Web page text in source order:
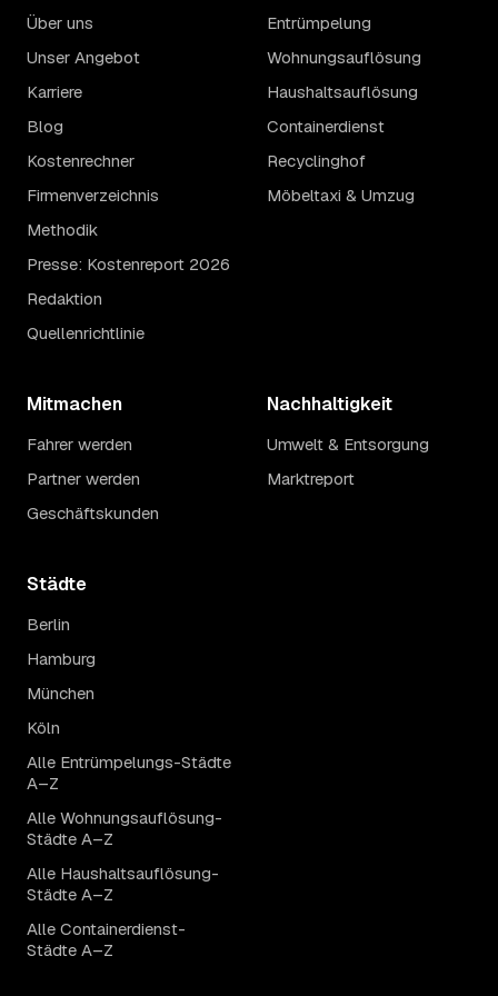
Über uns
Unser Angebot
Karriere
Blog
Kostenrechner
Firmenverzeichnis
Methodik
Presse: Kostenreport 2026
Redaktion
Quellenrichtlinie
Entrümpelung
Wohnungsauflösung
Haushaltsauflösung
Containerdienst
Recyclinghof
Möbeltaxi & Umzug
Mitmachen
Fahrer werden
Partner werden
Geschäftskunden
Nachhaltigkeit
Umwelt & Entsorgung
Marktreport
Städte
Berlin
Hamburg
München
Köln
Alle Entrümpelungs-Städte
A–Z
Alle Wohnungsauflösung-
Städte A–Z
Alle Haushaltsauflösung-
Städte A–Z
Alle Containerdienst-
Städte A–Z